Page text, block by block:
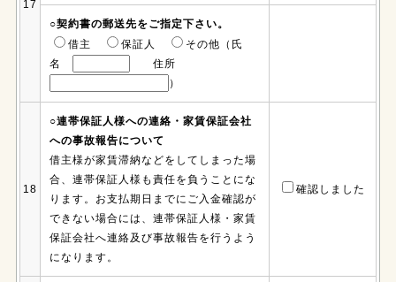
17
○契約書の郵送先をご指定下さい。
借主
保証人
その他（氏
名
住所
）
18
○連帯保証人様への連絡・家賃保証会社
への事故報告について
借主様が家賃滞納などをしてしまった場
合、連帯保証人様も責任を負うことにな
ります。お支払期日までにご入金確認が
できない場合には、連帯保証人様・家賃
保証会社へ連絡及び事故報告を行うよう
になります。
確認しました